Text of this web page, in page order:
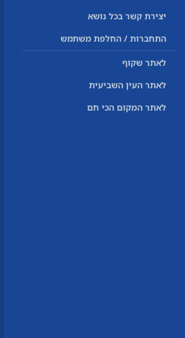
יצירת קשר בכל נושא
התחברות / החלפת משתמש
לאתר שקוף
לאתר העין השביעית
לאתר המקום הכי חם